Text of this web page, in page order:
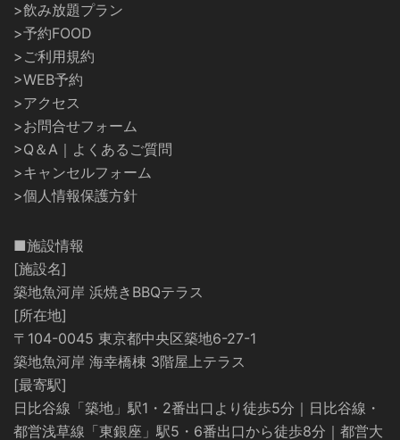
>飲み放題プラン
>予約FOOD
>ご利用規約
>WEB予約
>アクセス
>お問合せフォーム
>Q＆A｜よくあるご質問
>キャンセルフォーム
>個人情報保護方針
■施設情報
[施設名]
築地魚河岸 浜焼きBBQテラス
[所在地]
〒104-0045 東京都中央区築地6-27-1
築地魚河岸 海幸橋棟 3階屋上テラス
[最寄駅]
日比谷線「築地」駅1・2番出口より徒歩5分｜日比谷線・
都営浅草線「東銀座」駅5・6番出口から徒歩8分｜都営大